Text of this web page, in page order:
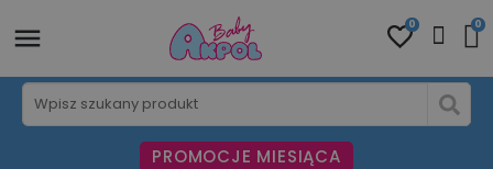
0 0
PROMOCJE MIESIĄCA